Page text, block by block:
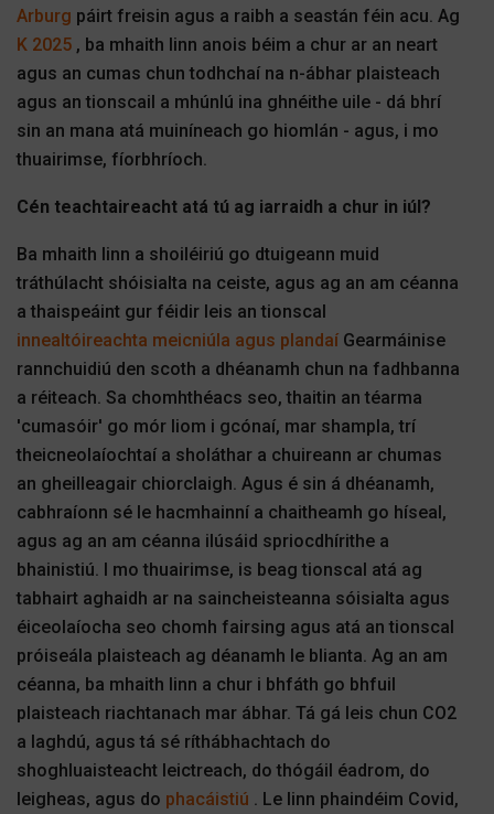
Arburg páirt freisin agus a raibh a seastán féin acu. Ag
K 2025 , ba mhaith linn anois béim a chur ar an neart
agus an cumas chun todhchaí na n-ábhar plaisteach
agus an tionscail a mhúnlú ina ghnéithe uile - dá bhrí
sin an mana atá muiníneach go hiomlán - agus, i mo
thuairimse, fíorbhríoch.
Cén teachtaireacht atá tú ag iarraidh a chur in iúl?
Ba mhaith linn a shoiléiriú go dtuigeann muid
tráthúlacht shóisialta na ceiste, agus ag an am céanna
a thaispeáint gur féidir leis an tionscal
innealtóireachta meicniúla agus plandaí Gearmáinise
rannchuidiú den scoth a dhéanamh chun na fadhbanna
a réiteach. Sa chomhthéacs seo, thaitin an téarma
'cumasóir' go mór liom i gcónaí, mar shampla, trí
theicneolaíochtaí a sholáthar a chuireann ar chumas
an gheilleagair chiorclaigh. Agus é sin á dhéanamh,
cabhraíonn sé le hacmhainní a chaitheamh go híseal,
agus ag an am céanna ilúsáid spriocdhírithe a
bhainistiú. I mo thuairimse, is beag tionscal atá ag
tabhairt aghaidh ar na saincheisteanna sóisialta agus
éiceolaíocha seo chomh fairsing agus atá an tionscal
próiseála plaisteach ag déanamh le blianta. Ag an am
céanna, ba mhaith linn a chur i bhfáth go bhfuil
plaisteach riachtanach mar ábhar. Tá gá leis chun CO2
a laghdú, agus tá sé ríthábhachtach do
shoghluaisteacht leictreach, do thógáil éadrom, do
leigheas, agus do phacáistiú . Le linn phaindéim Covid,